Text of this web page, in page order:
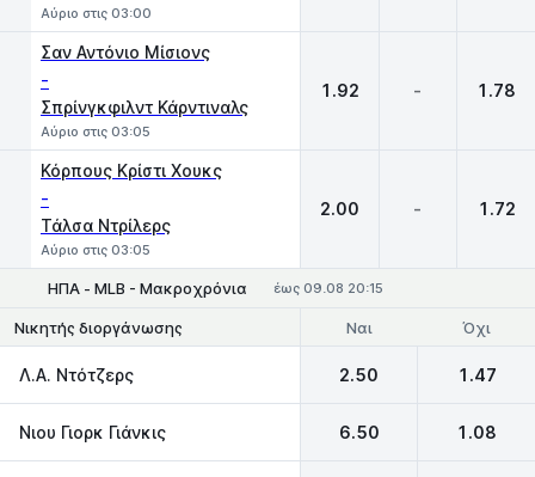
Αύριο στις 03:00
Σαν Αντόνιο Μίσιονς
-
Σπρίνγκφιλντ Κάρντιναλς
Αύριο στις 03:05
1.92 - 1.78
Κόρπους Κρίστι Χουκς
-
Τάλσα Ντρίλερς
Αύριο στις 03:05
2.00 - 1.72
ΗΠΑ - MLB - Μακροχρόνια έως 09.08 20:15
Νικητής διοργάνωσης Ναι Όχι
Λ.Α. Ντότζερς 2.50 1.47
Νιου Γιορκ Γιάνκις 6.50 1.08